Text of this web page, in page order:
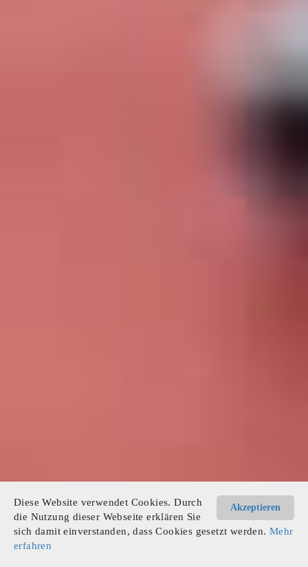
Akzeptieren
Diese Website verwendet Cookies. Durch
die Nutzung dieser Webseite erklären Sie
sich damit einverstanden, dass Cookies gesetzt werden. Mehr
erfahren